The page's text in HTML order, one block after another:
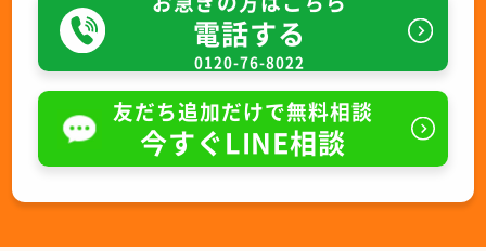
電話する
0120-76-8022
友だち追加だけで無料相談
今すぐLINE相談